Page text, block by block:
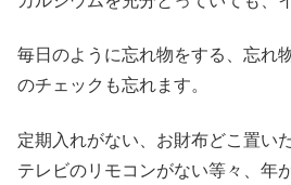
毎日のように忘れ物をする、忘れ
のチェックも忘れます。
定期入れがない、お財布どこ置い
テレビのリモコンがない等々、年